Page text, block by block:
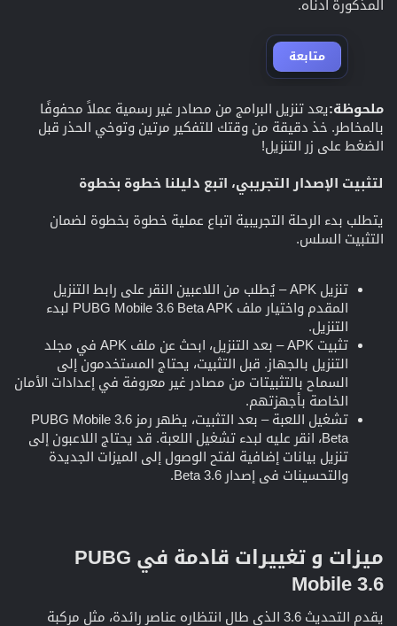
المذكورة أدناه.
متابعة
ملحوظة:يعد تنزيل البرامج من مصادر غير رسمية عملاً محفوفًا
بالمخاطر. خذ دقيقة من وقتك للتفكير مرتين وتوخي الحذر قبل
الضغط على زر التنزيل!
لتثبيت الإصدار التجريبي، اتبع دليلنا خطوة بخطوة
يتطلب بدء الرحلة التجريبية اتباع عملية خطوة بخطوة لضمان
التثبيت السلس.
تنزيل APK – يُطلب من اللاعبين النقر على رابط التنزيل
المقدم واختيار ملف PUBG Mobile 3.6 Beta APK لبدء
التنزيل.
تثبيت APK – بعد التنزيل، ابحث عن ملف APK في مجلد
التنزيل بالجهاز. قبل التثبيت، يحتاج المستخدمون إلى
السماح بالتثبيتات من مصادر غير معروفة في إعدادات الأمان
الخاصة بأجهزتهم.
تشغيل اللعبة – بعد التثبيت، يظهر رمز PUBG Mobile 3.6
Beta، انقر عليه لبدء تشغيل اللعبة. قد يحتاج اللاعبون إلى
تنزيل بيانات إضافية لفتح الوصول إلى الميزات الجديدة
والتحسينات في إصدار 3.6 Beta.
ميزات و تغييرات قادمة في PUBG
Mobile 3.6​
يقدم التحديث 3.6 الذي طال انتظاره عناصر رائدة، مثل مركبة